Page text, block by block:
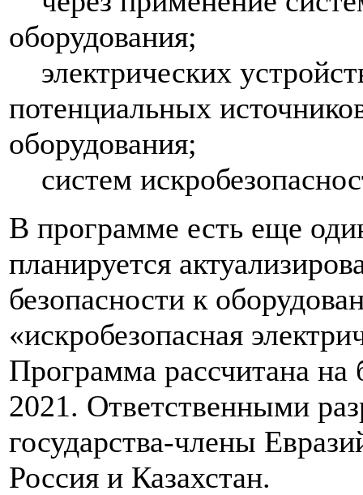
оборудования;
электрических
потенциальных
оборудования;
систем
В программе есть еще
планируется
безопасности к
«искробезопасная
Программа рассчитана
2021. Ответственными
государства-члены
Россия и Казахстан.